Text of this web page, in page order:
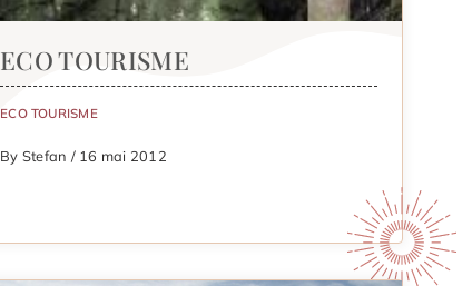
ECO TOURISME
ECO TOURISME
By Stefan / 16 mai 2012